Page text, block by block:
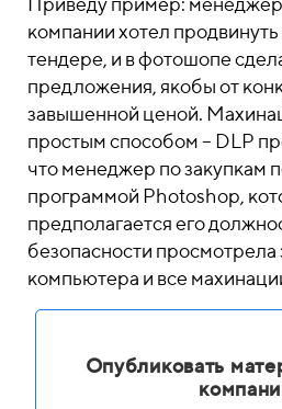
компании хотел
тендере, и в фотошопе
предложения, якобы от
завышенной ценой.
простым способом – DLP
что менеджер по закупкам
программой Photoshop,
предполагается его
безопасности просмотрела
компьютера и все
Опубликовать